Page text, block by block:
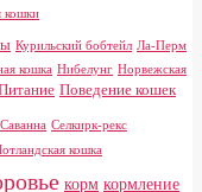
кошки
Курильский бобтейл Ла-Перм
кошка Нибелунг Норвежская
Поведение кошек
Саванна Селкирк-рекс
кошка
корм кормление